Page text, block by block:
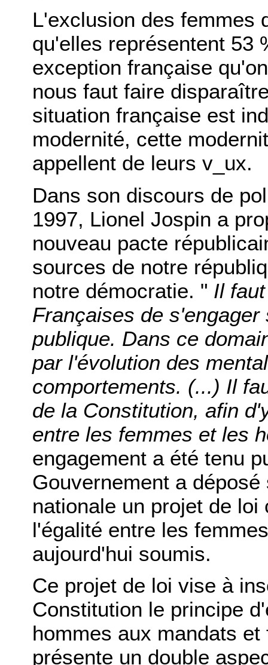
L'exclusion des femmes
qu'elles représentent 53
exception française
nous faut faire
situation française est
modernité, cette
appellent de leurs v_ux.
Dans son discours de
1997, Lionel Jospin a
nouveau pacte
sources de notre
notre démocratie. " Il
Françaises de
publique. Dans ce
par l'évolution des
comportements. (...) Il
de la Constitution, afin
entre les femmes et les
engagement a été tenu
Gouvernement a
nationale un projet de
l'égalité entre les
aujourd'hui soumis.
Ce projet de loi vise à
Constitution le principe
hommes aux mandats
présente un double